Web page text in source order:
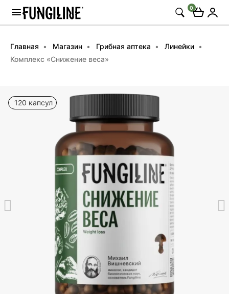
0
Главная Магазин Грибная аптека
Линейки
Комплекс «Снижение веса»
120 капсул